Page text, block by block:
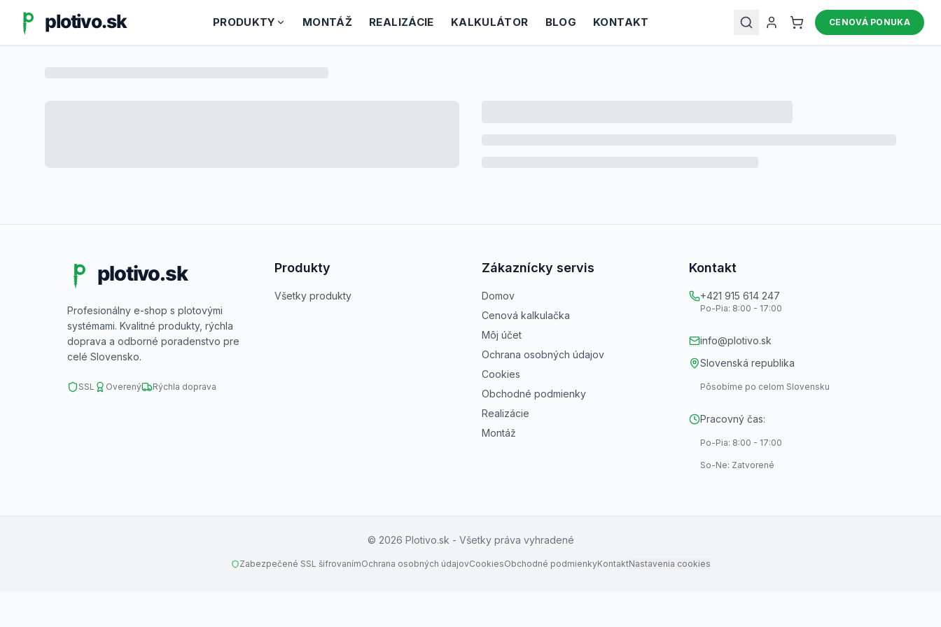
PRODUKTY MONTÁŽ REALIZÁCIE KALKULÁTOR BLOG KONTAKT CENOVÁ PONUKA
Profesionálny e-shop s plotovými
systémami. Kvalitné produkty, rýchla
doprava a odborné poradenstvo pre
celé Slovensko.
SSL Overený Rýchla doprava
Produkty
Všetky produkty
Zákaznícky servis
Domov
Cenová kalkulačka
Môj účet
Ochrana osobných údajov
Cookies
Obchodné podmienky
Realizácie
Montáž
Kontakt
+421 915 614 247
Po-Pia: 8:00 - 17:00
info@plotivo.sk
Slovenská republika
Pôsobíme po celom Slovensku
Pracovný čas:
Po-Pia: 8:00 - 17:00
So-Ne: Zatvorené
© 2026 Plotivo.sk - Všetky práva vyhradené
Zabezpečené SSL šifrovanímOchrana osobných údajovCookiesObchodné podmienkyKontaktNastavenia cookies